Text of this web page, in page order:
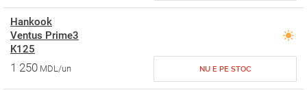
Hankook
Ventus Prime3
K125
1 250 MDL/un NU E PE STOC